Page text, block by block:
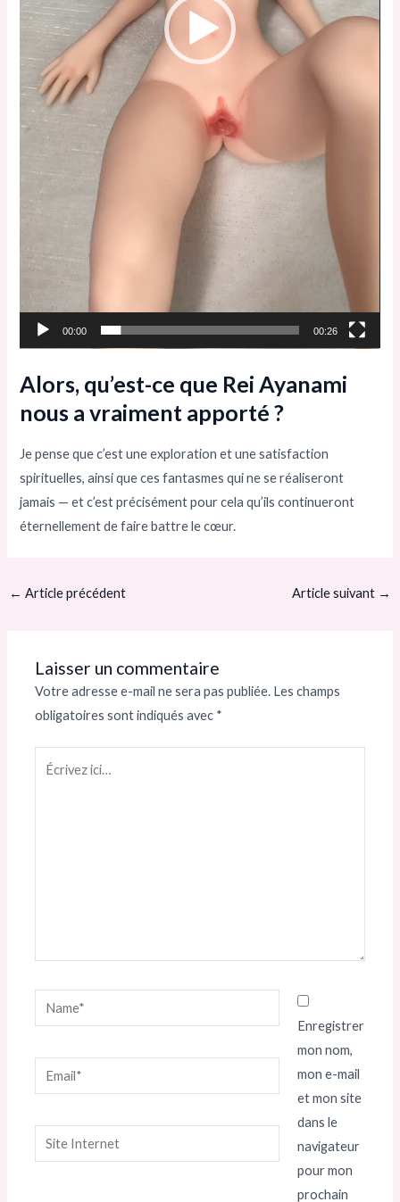
00:00 00:26
Alors, qu’est-ce que Rei Ayanami
nous a vraiment apporté ?
Je pense que c’est une exploration et une satisfaction
spirituelles, ainsi que ces fantasmes qui ne se réaliseront
jamais — et c’est précisément pour cela qu’ils continueront
éternellement de faire battre le cœur.
← Article précédent Article suivant →
Laisser un commentaire
Votre adresse e-mail ne sera pas publiée. Les champs
obligatoires sont indiqués avec *
Name*
Email*
Site
Internet
Enregistrer
mon nom,
mon e-mail
et mon site
dans le
navigateur
pour mon
prochain